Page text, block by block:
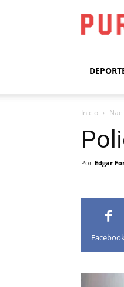
Inicio
Por Edgar